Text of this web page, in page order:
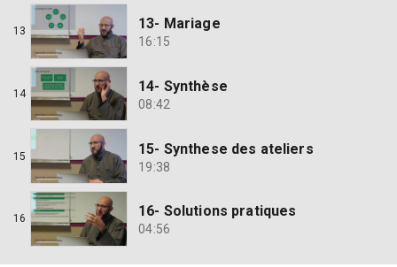
13 13- Mariage
16:15
14 14- Synthèse
08:42
15 15- Synthese des ateliers
19:38
16 16- Solutions pratiques
04:56